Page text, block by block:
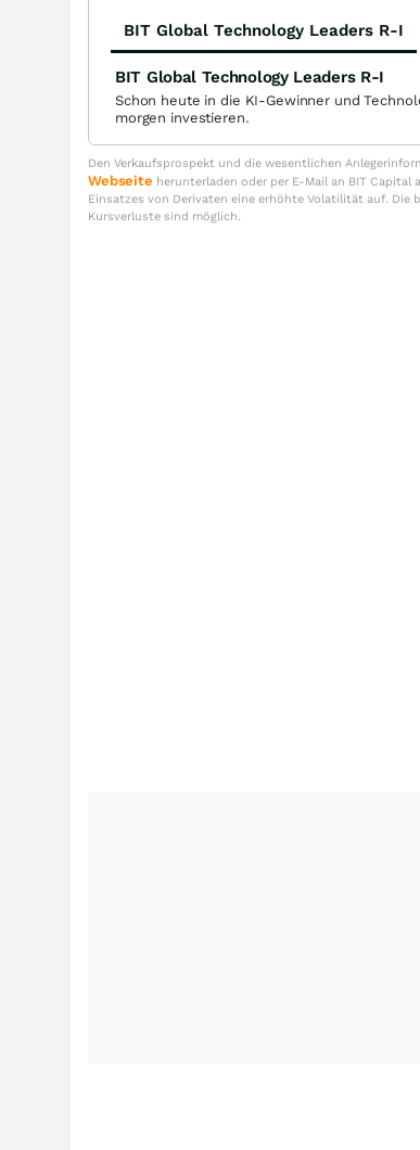
BIT Global Technology Leaders R-I
BIT Global Technology Leaders R-I
Schon heute in die KI-Gewinner und
morgen investieren.
Den Verkaufsprospekt und die wesentlichen
Webseite herunterladen oder per E-Mail an BIT
Einsatzes von Derivaten eine erhöhte Volatilität auf.
Kursverluste sind möglich.